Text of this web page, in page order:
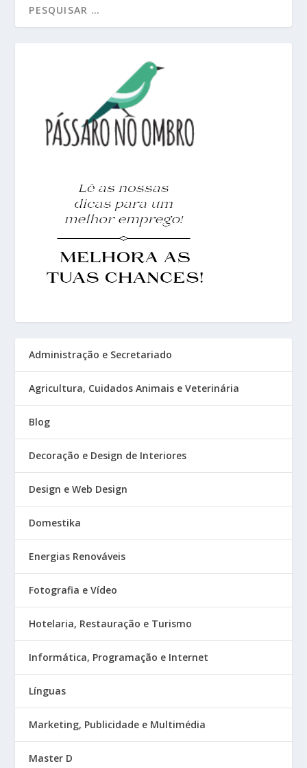
Administração e Secretariado
Agricultura, Cuidados Animais e Veterinária
Blog
Decoração e Design de Interiores
Design e Web Design
Domestika
Energias Renováveis
Fotografia e Vídeo
Hotelaria, Restauração e Turismo
Informática, Programação e Internet
Línguas
Marketing, Publicidade e Multimédia
Master D